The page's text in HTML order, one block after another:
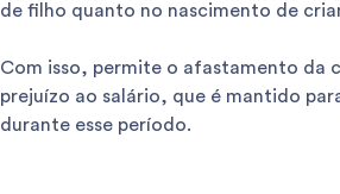
de filho quanto no nascimento de
Com isso, permite o afastamento da
prejuízo ao salário, que é mantido
durante esse período.